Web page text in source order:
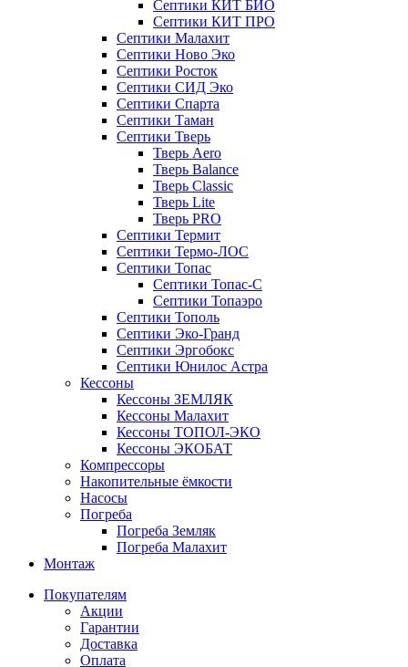
Септики КИТ БИО
Септики КИТ ПРО
Септики Малахит
Септики Ново Эко
Септики Росток
Септики СИД Эко
Септики Спарта
Септики Таман
Септики Тверь
Тверь Aero
Тверь Balance
Тверь Classic
Тверь Lite
Тверь PRO
Септики Термит
Септики Термо-ЛОС
Септики Топас
Септики Топас-С
Септики Топаэро
Септики Тополь
Септики Эко-Гранд
Септики Эргобокс
Септики Юнилос Астра
Кессоны
Кессоны ЗЕМЛЯК
Кессоны Малахит
Кессоны ТОПОЛ-ЭКО
Кессоны ЭКОБАТ
Компрессоры
Накопительные ёмкости
Насосы
Погреба
Погреба Земляк
Погреба Малахит
Монтаж
Покупателям
Акции
Гарантии
Доставка
Оплата